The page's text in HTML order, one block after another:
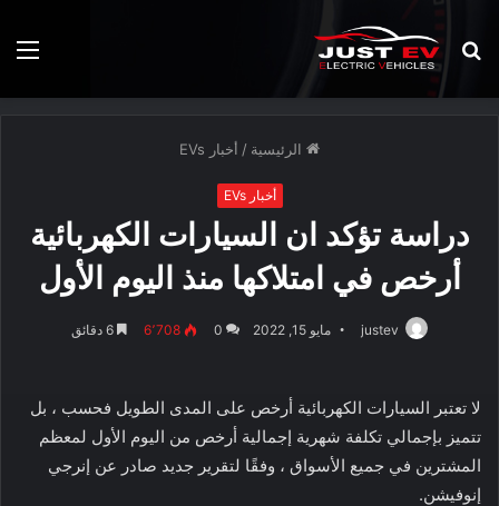
بحث
عن
الرئيسية / أخبار EVs
أخبار EVs
دراسة تؤكد ان السيارات الكهربائية
أرخص في امتلاكها منذ اليوم الأول
justev مايو 15, 2022 0 6٬708
لا تعتبر السيارات الكهربائية أرخص على المدى الطويل فحسب ، بل
تتميز بإجمالي تكلفة شهرية إجمالية أرخص من اليوم الأول لمعظم
المشترين في جميع الأسواق ، وفقًا لتقرير جديد صادر عن إنرجي
إنوفيشن.